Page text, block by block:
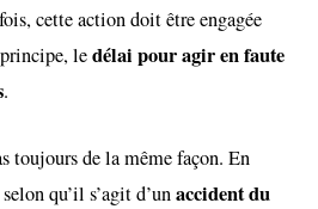
cette action doit être engagée
principe, ledélai pour agir en faute
.
toujours de la même façon. En
qu’il s’agit d’unaccident du